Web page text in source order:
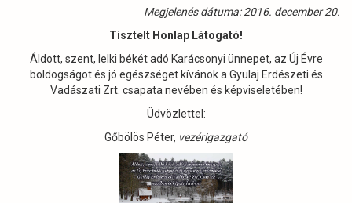
Megjelenés dátuma: 2016. december 20.
Tisztelt Honlap Látogató!
Áldott, szent, lelki békét adó Karácsonyi ünnepet, az Új Évre
boldogságot és jó egészséget kívánok a Gyulaj Erdészeti és
Vadászati Zrt. csapata nevében és képviseletében!
Üdvözlettel:
Gőbölös Péter, vezérigazgató